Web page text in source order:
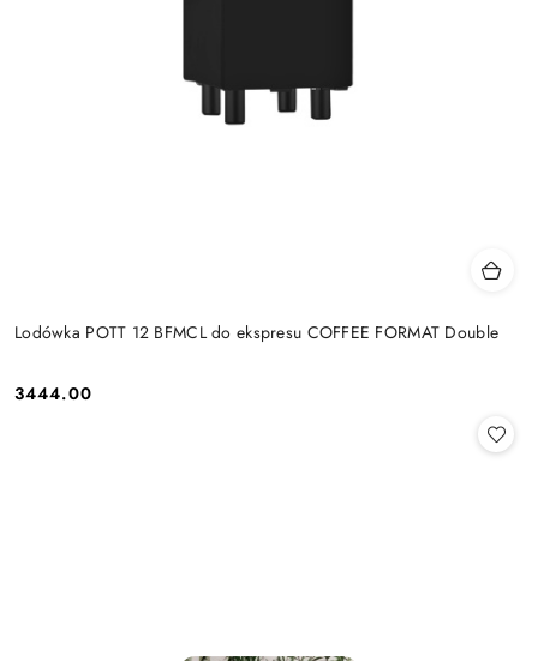
Lodówka POTT 12 BFMCL do ekspresu COFFEE FORMAT Double
Cena:
3444.00